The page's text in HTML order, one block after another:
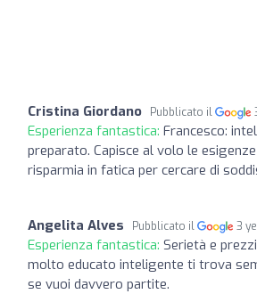
Cristina Giordano Pubblicato il
Esperienza fantastica: Francesco:
preparato. Capisce al volo le
risparmia in fatica per cercare di
Angelita Alves Pubblicato il 3
Esperienza fantastica: Serietà e
molto educato inteligente ti trova
se vuoi davvero partite.